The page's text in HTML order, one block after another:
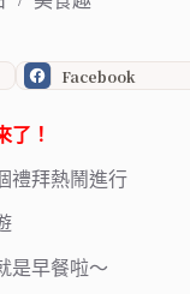
Facebook
了！
禮拜熱鬧進行
是早餐啦～